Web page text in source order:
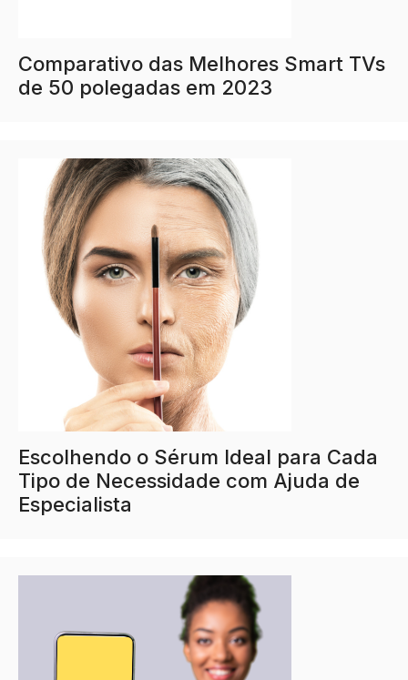
Comparativo das Melhores Smart TVs
de 50 polegadas em 2023
Escolhendo o Sérum Ideal para Cada
Tipo de Necessidade com Ajuda de
Especialista